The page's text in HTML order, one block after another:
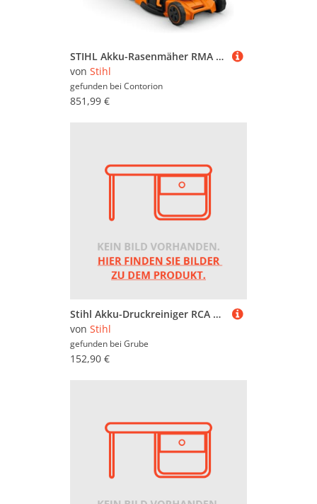
STIHL Akku-Rasenmäher RMA 453 PV, ohne Akku und Ladegerät - 2024
von Stihl
gefunden bei Contorion
851,99 €
Stihl Akku-Druckreiniger RCA 20 ohne Akku und Ladegerät
von Stihl
gefunden bei Grube
152,90 €